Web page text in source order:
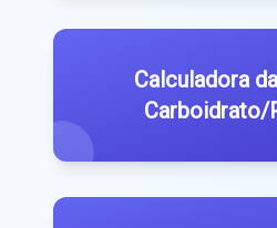
Calculadora
Carboidrato/